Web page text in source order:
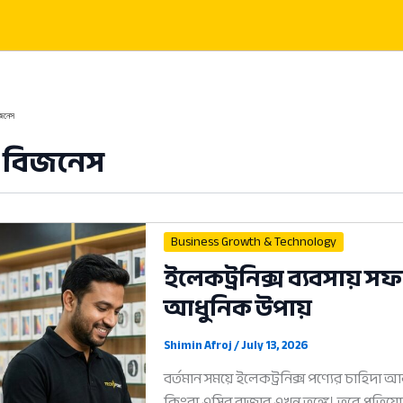
বিজনেস
Business Growth & Technology
ইলেকট্রনিক্স ব্যবসায়
আধুনিক উপায়
Shimin Afroj/July 13, 2026
বর্তমান সময়ে ইলেকট্রনিক্স পণ্যের